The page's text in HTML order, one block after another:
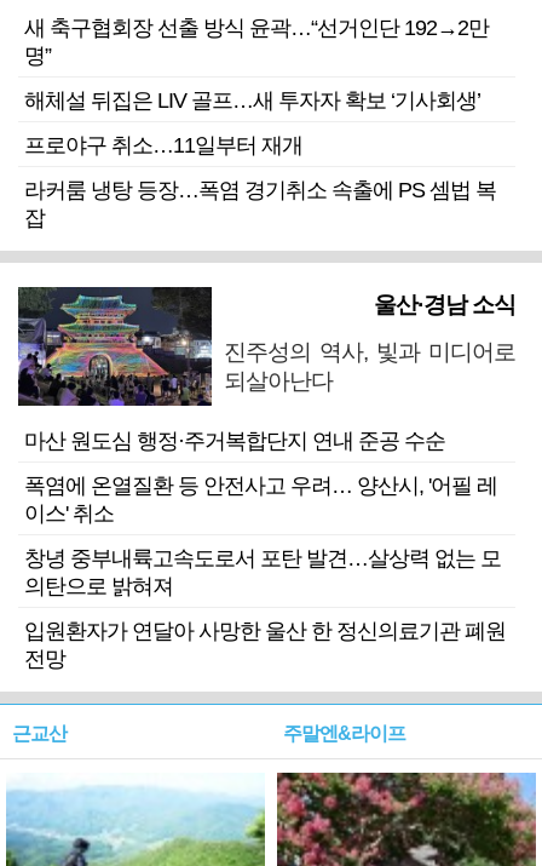
새 축구협회장 선출 방식 윤곽…“선거인단 192→2만
명”
해체설 뒤집은 LIV 골프…새 투자자 확보 ‘기사회생’
프로야구 취소…11일부터 재개
라커룸 냉탕 등장…폭염 경기취소 속출에 PS 셈법 복
잡
울산·경남 소식
진주성의 역사, 빛과 미디어로
되살아난다
마산 원도심 행정·주거복합단지 연내 준공 수순
폭염에 온열질환 등 안전사고 우려… 양산시, '어필 레
이스' 취소
창녕 중부내륙고속도로서 포탄 발견…살상력 없는 모
의탄으로 밝혀져
입원환자가 연달아 사망한 울산 한 정신의료기관 폐원
전망
근교산 주말엔&라이프